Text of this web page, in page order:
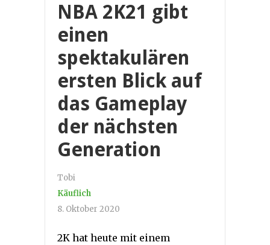
NBA 2K21 gibt
einen
spektakulären
ersten Blick auf
das Gameplay
der nächsten
Generation
Tobi
Käuflich
8. Oktober 2020
2K hat heute mit einem